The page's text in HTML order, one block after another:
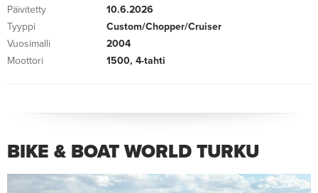
Päivitetty
10.6.2026
Tyyppi
Custom/Chopper/Cruiser
Vuosimalli
2004
Moottori
1500, 4-tahti
BIKE & BOAT WORLD TURKU